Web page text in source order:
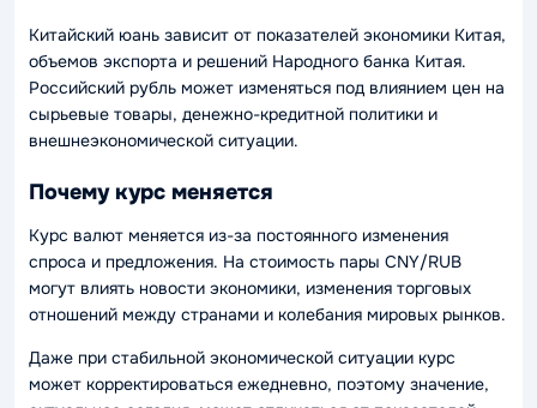
Китайский юань зависит от показателей экономики Китая,
объемов экспорта и решений Народного банка Китая.
Российский рубль может изменяться под влиянием цен на
сырьевые товары, денежно-кредитной политики и
внешнеэкономической ситуации.
Почему курс меняется
Курс валют меняется из-за постоянного изменения
спроса и предложения. На стоимость пары CNY/RUB
могут влиять новости экономики, изменения торговых
отношений между странами и колебания мировых рынков.
Даже при стабильной экономической ситуации курс
может корректироваться ежедневно, поэтому значение,